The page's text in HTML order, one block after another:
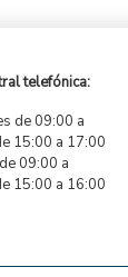
telefónica:
de 09:00 a
15:00 a 17:00
09:00 a
15:00 a 16:00